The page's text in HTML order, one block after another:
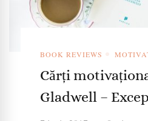
BOOK REVIEWS
Cărți
Gladwell –